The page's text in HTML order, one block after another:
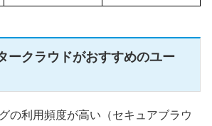
ークラウドがおすすめのユー
の利用頻度が高い（セキュアブラウ